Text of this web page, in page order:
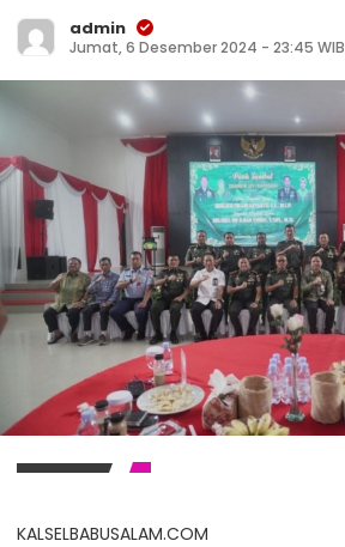
admin
Jumat, 6 Desember 2024 - 23:45 WIB
KALSELBABUSALAM.COM